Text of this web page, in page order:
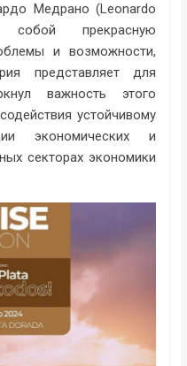
Медрано (Leonardo
собой прекрасную
и возможности,
представляет для
важность этого
устойчивому
экономических и
секторах экономики